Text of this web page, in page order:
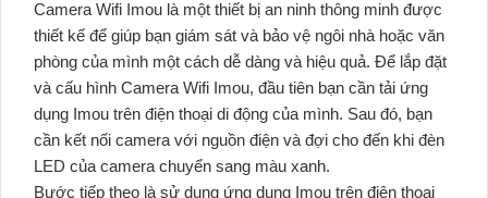
Camera Wifi Imou là một thiết bị an ninh thông minh được
thiết kế để giúp bạn giám sát và bảo vệ ngôi nhà hoặc văn
phòng của mình một cách dễ dàng và hiệu quả. Để lắp đặt
và cấu hình Camera Wifi Imou, đầu tiên bạn cần tải ứng
dụng Imou trên điện thoại di động của mình. Sau đó, bạn
cần kết nối camera với nguồn điện và đợi cho đến khi đèn
LED của camera chuyển sang màu xanh.
Bước tiếp theo là sử dụng ứng dụng Imou trên điện thoại